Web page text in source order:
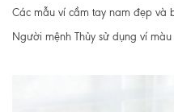
Các mẫu ví cầm tay nam đẹp và
Người mệnh Thủy sử dụng ví